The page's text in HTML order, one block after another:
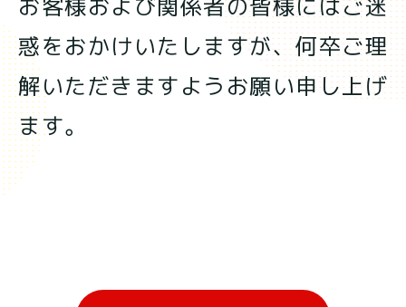
お客様および関係者の皆様にはご迷
惑をおかけいたしますが、何卒ご理
解いただきますようお願い申し上げ
ます。